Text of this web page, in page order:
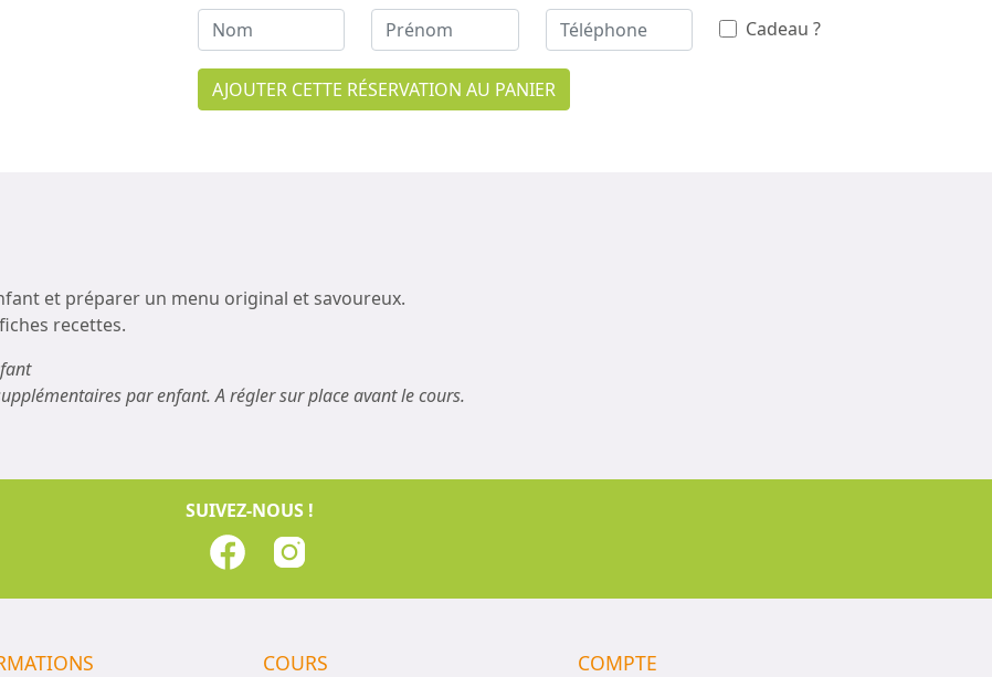
Cadeau ?
AJOUTER CETTE RÉSERVATION AU PANIER
et préparer un menu original et savoureux.
recettes.
par enfant. A régler sur place avant le cours.
SUIVEZ-NOUS !
COURS COMPTE